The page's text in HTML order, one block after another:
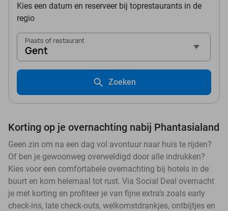
Kies een datum en reserveer bij toprestaurants in de
regio
Plaats of restaurant
Gent
Zoeken
Korting op je overnachting nabij Phantasialand
Geen zin om na een dag vol avontuur naar huis te rijden?
Of ben je gewoonweg overweldigd door alle indrukken?
Kies voor een comfortabele overnachting bij hotels in de
buurt en kom helemaal tot rust. Via Social Deal overnacht
je met korting en profiteer je van fijne extra’s zoals early
check-ins, late check-outs, welkomstdrankjes, ontbijtjes en